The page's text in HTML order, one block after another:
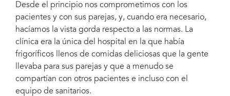
Desde el principio nos comprometimos con los
pacientes y con sus parejas, y, cuando era necesario,
hacíamos la vista gorda respecto a las normas. La
clínica era la única del hospital en la que había
frigoríficos llenos de comidas deliciosas que la gente
llevaba para sus parejas y que a menudo se
compartían con otros pacientes e incluso con el
equipo de sanitarios.